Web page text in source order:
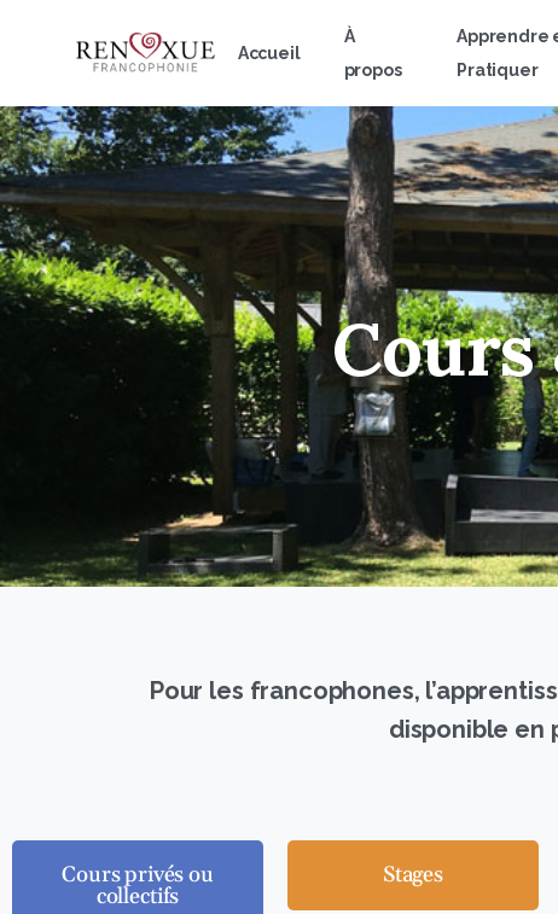
Accueil
À
propos
Apprendre
Pratiquer
Cours
Pour les francophones,
disponible en
Cours privés ou
collectifs
Stages